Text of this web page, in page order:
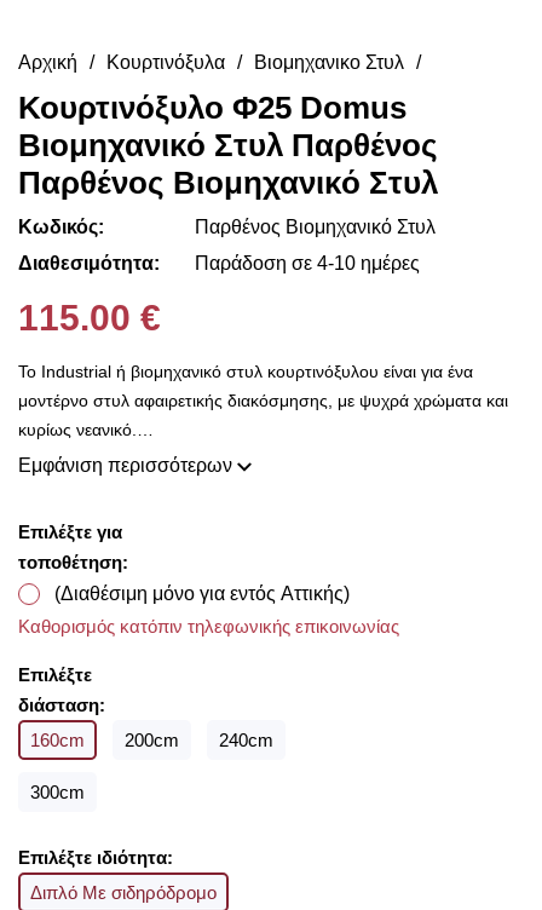
Αρχική Κουρτινόξυλα Βιομηχανικο Στυλ
Κουρτινόξυλο Φ25 Domus
Βιομηχανικό Στυλ Παρθένος
Παρθένος Βιομηχανικό Στυλ
Κωδικός:
Παρθένος Βιομηχανικό Στυλ
Διαθεσιμότητα:
Παράδοση σε 4-10 ημέρες
115.00 €
Το Industrial ή βιομηχανικό στυλ κουρτινόξυλου είναι για ένα
μοντέρνο στυλ αφαιρετικής διακόσμησης, με ψυχρά χρώματα και
κυρίως νεανικό.
Με την ολοκλήρωση της παραγγελίας σας παρέχουμε
εξωτερικού σε προσιτές τιμές!!
Εμφάνιση περισσότερων
Επιλέξτε για
τοποθέτηση:
(Διαθέσιμη μόνο για εντός Αττικής)
Καθορισμός κατόπιν τηλεφωνικής επικοινωνίας
Επιλέξτε
διάσταση:
160cm
200cm 240cm
300cm
Επιλέξτε ιδιότητα:
Διπλό Με σιδηρόδρομο